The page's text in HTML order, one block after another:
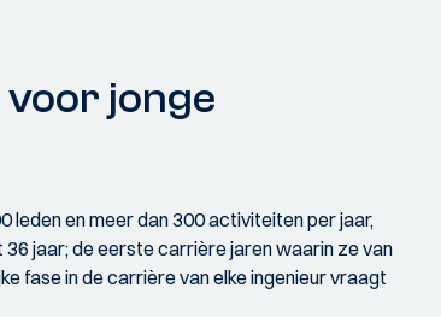
voor jonge
leden en meer dan 300 activiteiten per jaar,
jaar; de eerste carrière jaren waarin ze van
fase in de carrière van elke ingenieur vraagt